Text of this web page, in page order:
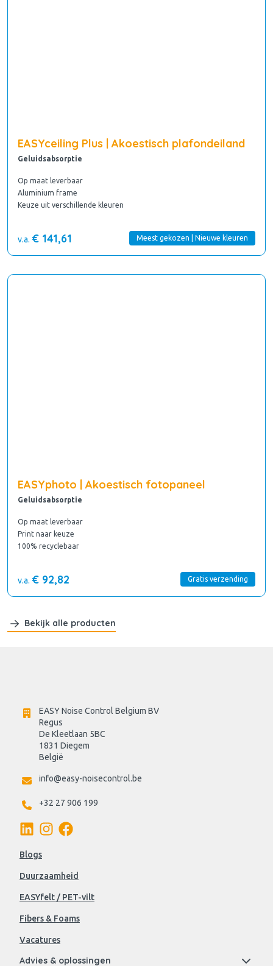
EASYceiling Plus | Akoestisch plafondeiland
Geluidsabsorptie
Op maat leverbaar
Aluminium frame
Keuze uit verschillende kleuren
Meest gekozen | Nieuwe kleuren
v.a. € 141,61
EASYphoto | Akoestisch fotopaneel
Geluidsabsorptie
Op maat leverbaar
Print naar keuze
100% recyclebaar
Gratis verzending
v.a. € 92,82
Bekijk alle producten
EASY Noise Control Belgium BV
Regus
De Kleetlaan 5BC
1831 Diegem
België
info@easy-noisecontrol.be
+32 27 906 199
Blogs
Duurzaamheid
EASYfelt / PET-vilt
Fibers & Foams
Vacatures
Advies & oplossingen